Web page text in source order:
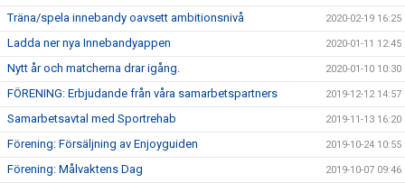
Träna/spela innebandy oavsett ambitionsnivå 2020-02-19 16:25
Ladda ner nya Innebandyappen 2020-01-11 12:45
Nytt år och matcherna drar igång. 2020-01-10 10:30
FÖRENING: Erbjudande från våra samarbetspartners 2019-12-12 14:57
Samarbetsavtal med Sportrehab 2019-11-13 16:20
Förening: Försäljning av Enjoyguiden 2019-10-24 10:55
Förening: Målvaktens Dag 2019-10-07 09:46